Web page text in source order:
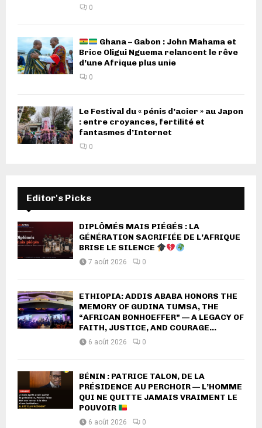
0
Ghana – Gabon : John Mahama et
Brice Oligui Nguema relancent le rêve
d’une Afrique plus unie
0
Le Festival du « pénis d’acier » au Japon
: entre croyances, fertilité et
fantasmes d’Internet
0
Editor's Picks
DIPLÔMÉS MAIS PIÉGÉS : LA
GÉNÉRATION SACRIFIÉE DE L’AFRIQUE
BRISE LE SILENCE
7 août 2026 0
ETHIOPIA: ADDIS ABABA HONORS THE
MEMORY OF GUDINA TUMSA, THE
“AFRICAN BONHOEFFER” — A LEGACY OF
FAITH, JUSTICE, AND COURAGE...
6 août 2026 0
BÉNIN : PATRICE TALON, DE LA
PRÉSIDENCE AU PERCHOIR — L’HOMME
QUI NE QUITTE JAMAIS VRAIMENT LE
POUVOIR
6 août 2026 0